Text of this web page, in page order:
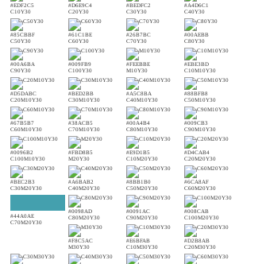
#EDF2C5
C10Y30
#D6E9C4
C20Y30
#BEDFC2
C30Y30
#A4D6C1
C40Y30
#85CBBF
C50Y30
#61C1BE
C60Y30
#26B7BC
C70Y30
#00AEBB
C80Y30
#00A6BA
C90Y30
#009FB9
C100Y30
#FEEBBE
M10Y30
#EBE3BD
C10M10Y30
#D5DABC
C20M10Y30
#BED2BB
C30M10Y30
#A5C8BA
C40M10Y30
#88BFB8
C50M10Y30
#67B5B7
C60M10Y30
#38ACB5
C70M10Y30
#00A4B4
C80M10Y30
#009CB3
C90M10Y30
#0096B2
C100M10Y30
#FBD8B5
M20Y30
#E9D1B5
C10M20Y30
#D4CAB4
C20M20Y30
#BEC2B3
C30M20Y30
#A6BAB2
C40M20Y30
#8BB1B0
C50M20Y30
#6CA8AF
C60M20Y30
#44A0AE
C70M20Y30
#0098AD
C80M20Y30
#0091AC
C90M20Y30
#008CAB
C100M20Y30
#F8C5AC
M30Y30
#E6BFAB
C10M30Y30
#D2B8AB
C20M30Y30